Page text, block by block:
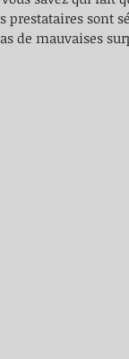
prestataires sont
de mauvaises